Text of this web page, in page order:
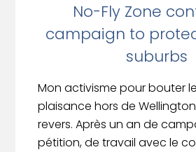
No-Fly Zone
campaign to
suburbs
Mon activisme pour bouter
plaisance hors de
revers. Après un an de
pétition, de travail avec le